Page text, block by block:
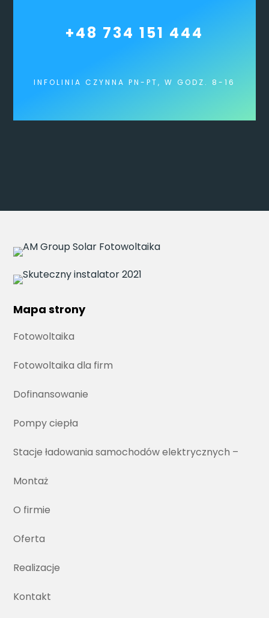
+48 734 151 444
INFOLINIA CZYNNA PN-PT, W GODZ. 8-16
Mapa strony
Fotowoltaika
Fotowoltaika dla firm
Dofinansowanie
Pompy ciepła
Stacje ładowania samochodów elektrycznych –
Montaż
O firmie
Oferta
Realizacje
Kontakt